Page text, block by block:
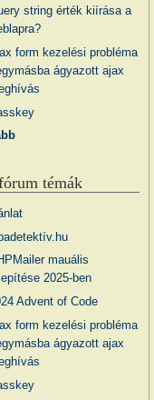
string érték kiírása a
form kezelési probléma
ágyazott ajax
témák
mauális
2025-ben
Advent of Code
form kezelési probléma
ágyazott ajax